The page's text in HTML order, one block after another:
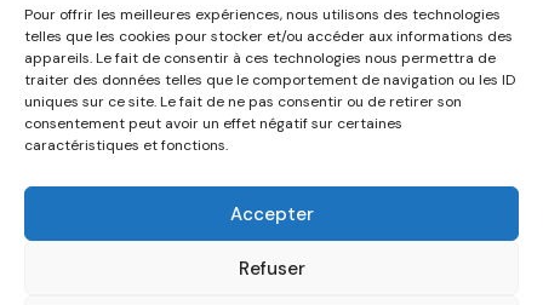
Pour offrir les meilleures expériences, nous utilisons des technologies
telles que les cookies pour stocker et/ou accéder aux informations des
appareils. Le fait de consentir à ces technologies nous permettra de
traiter des données telles que le comportement de navigation ou les ID
uniques sur ce site. Le fait de ne pas consentir ou de retirer son
consentement peut avoir un effet négatif sur certaines
caractéristiques et fonctions.
Accepter
Refuser
Extensions
Support